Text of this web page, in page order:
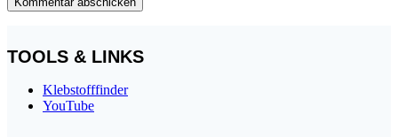
TOOLS & LINKS
Klebstofffinder
YouTube